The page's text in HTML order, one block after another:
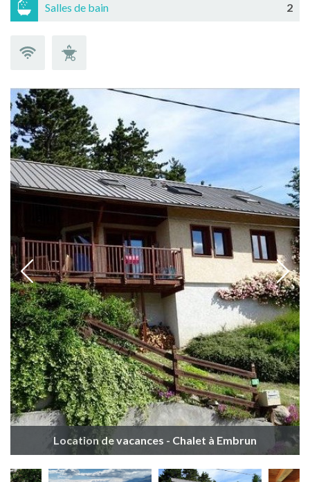
Salles de bain 2
Location de vacances - Chalet à Embrun